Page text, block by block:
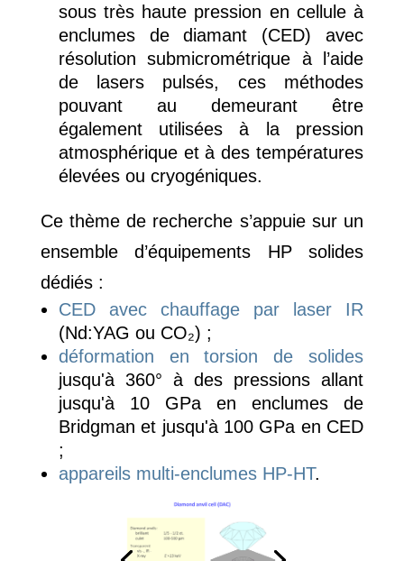
sous très haute pression en cellule à
enclumes de diamant (CED) avec
résolution submicrométrique à l’aide
de lasers pulsés, ces méthodes
pouvant au demeurant être
également utilisées à la pression
atmosphérique et à des températures
élevées ou cryogéniques.
Ce thème de recherche s’appuie sur un
ensemble d’équipements HP solides
dédiés :
CED avec chauffage par laser IR
(Nd:YAG ou CO₂) ;
déformation en torsion de solides
jusqu'à 360° à des pressions allant
jusqu'à 10 GPa en enclumes de
Bridgman et jusqu'à 100 GPa en CED
;
appareils multi-enclumes HP-HT.